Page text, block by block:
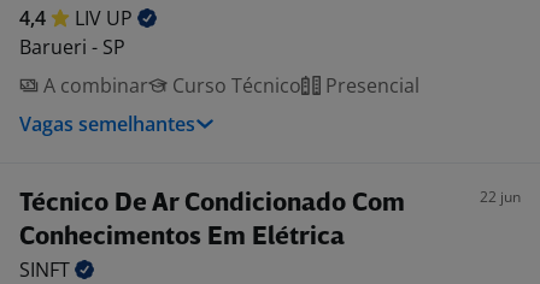
4,4 LIV UP
Barueri - SP
A combinar
Curso Técnico
Presencial
Vagas semelhantes
Técnico De Ar Condicionado Com
Conhecimentos Em Elétrica
22 jun
SINFT